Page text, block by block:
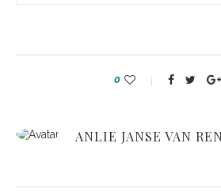
0
ANLIE JANSE VAN